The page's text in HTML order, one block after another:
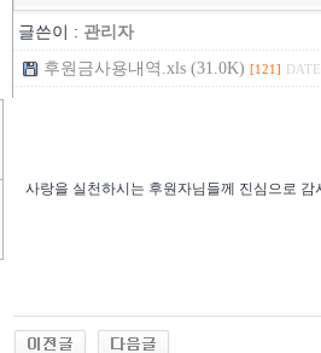
글쓴이 : 관리자
후원금사용내역.xls (31.0K) [121]
사랑을 실천하시는 후원자님들께 진심으로 감